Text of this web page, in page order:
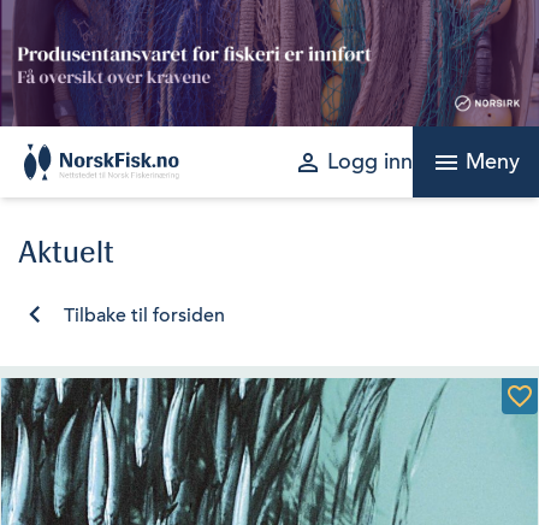
Skip
to
content
perm_identity Logg inn menu Meny
Aktuelt
Tilbake til forsiden